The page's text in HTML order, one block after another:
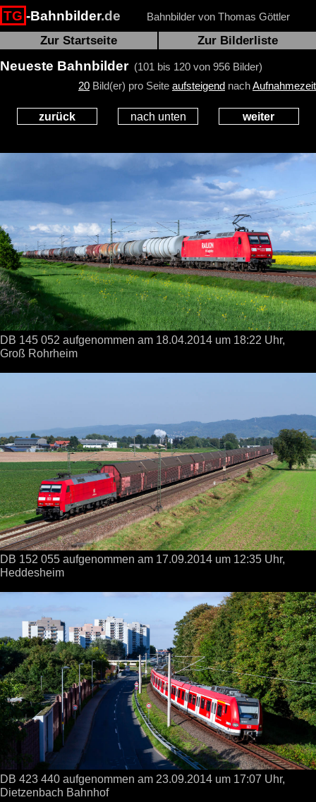
TG -Bahnbilder.de Bahnbilder von Thomas Göttler
Zur Startseite Zur Bilderliste
Neueste Bahnbilder(101 bis 120 von 956 Bilder)
20 Bild(er) pro Seite aufsteigend nachAufnahmezeit
zurück nach unten weiter
DB 145 052 aufgenommen am 18.04.2014 um 18:22 Uhr,
Groß Rohrheim
DB 152 055 aufgenommen am 17.09.2014 um 12:35 Uhr,
Heddesheim
DB 423 440 aufgenommen am 23.09.2014 um 17:07 Uhr,
Dietzenbach Bahnhof